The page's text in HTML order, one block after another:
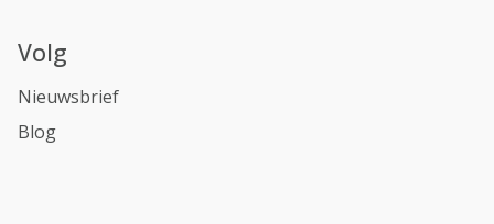
Volg
Nieuwsbrief
Blog